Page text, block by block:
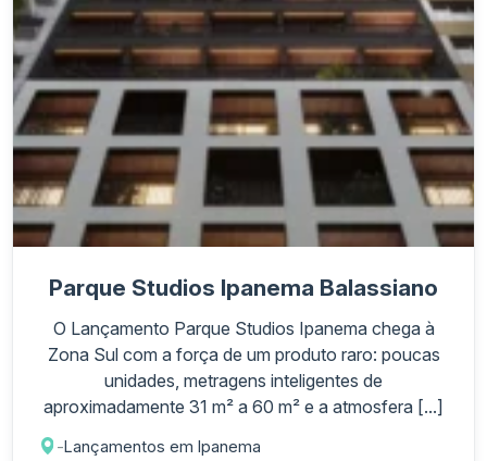
Parque Studios Ipanema Balassiano
O Lançamento Parque Studios Ipanema chega à
Zona Sul com a força de um produto raro: poucas
unidades, metragens inteligentes de
aproximadamente 31 m² a 60 m² e a atmosfera [...]
-Lançamentos em Ipanema